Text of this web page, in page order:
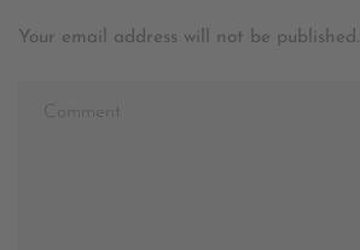
Your email address will not be published.